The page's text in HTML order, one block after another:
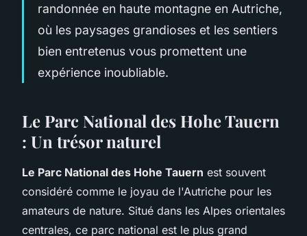
randonnée en haute montagne en Autriche,
où les paysages grandioses et les sentiers
bien entretenus vous promettent une
expérience inoubliable.
Le Parc National des Hohe Tauern
: Un trésor naturel
Le Parc National des Hohe Tauern est souvent
considéré comme le joyau de l'Autriche pour les
amateurs de nature. Situé dans les Alpes orientales
centrales, ce parc national est le plus grand